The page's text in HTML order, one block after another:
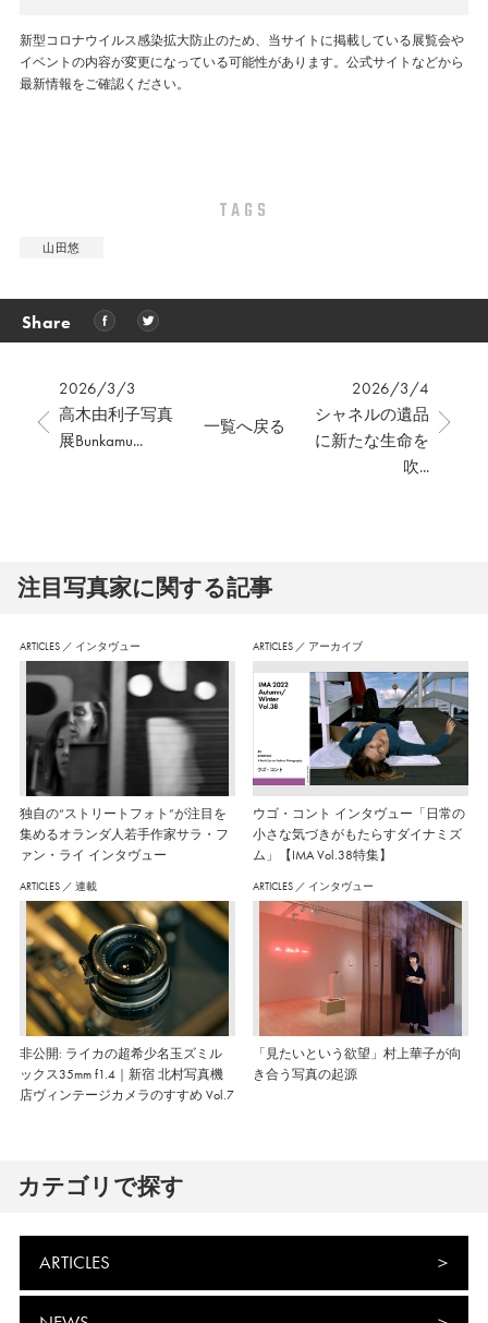
新型コロナウイルス感染拡大防止のため、当サイトに掲載している展覧会や
イベントの内容が変更になっている可能性があります。公式サイトなどから
最新情報をご確認ください。
TAGS
山田悠
Share
2026/3/3
高木由利子写真
展Bunkamu...
2026/3/4
シャネルの遺品
に新たな生命を
吹...
一覧へ戻る
注⽬写真家に関する記事
ARTICLES ／ インタヴュー
独自の“ストリートフォト”が注目を
集めるオランダ人若手作家サラ・フ
ァン・ライ インタヴュー
ARTICLES ／ アーカイブ
ウゴ・コント インタヴュー「日常の
小さな気づきがもたらすダイナミズ
ム」【IMA Vol.38特集】
ARTICLES ／ 連載
非公開: ライカの超希少名玉ズミル
ックス35mm f1.4｜新宿 北村写真機
店ヴィンテージカメラのすすめ Vol.7
ARTICLES ／ インタヴュー
「見たいという欲望」村上華子が向
き合う写真の起源
カテゴリで探す
ARTICLES